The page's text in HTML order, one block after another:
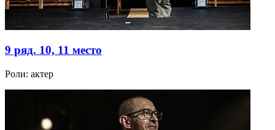
9 ряд. 10, 11 место
Роли: актер